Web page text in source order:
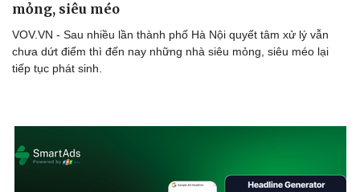
mỏng, siêu méo
VOV.VN - Sau nhiều lần thành phố Hà Nội quyết tâm xử lý vẫn
chưa dứt điểm thì đến nay những nhà siêu mỏng, siêu méo lại
tiếp tục phát sinh.